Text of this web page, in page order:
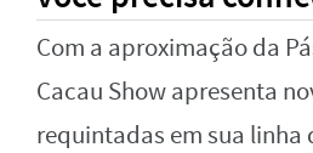
Com a aproximação da
Cacau Show apresenta
requintadas em sua linha